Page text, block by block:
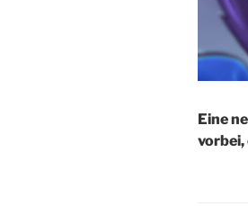
Eine
vorbei,